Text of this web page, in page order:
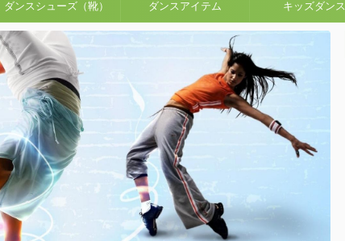
ダンスシューズ（靴） ダンスアイテム キッズダンス